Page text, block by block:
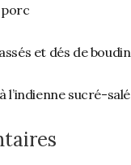
porc
et dés de boudin
l’indienne sucré-salé